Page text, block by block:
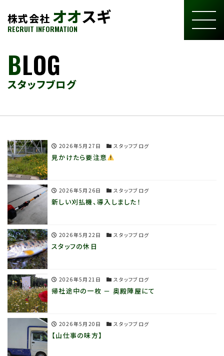
株式会社 オオスギ
RECRUIT INFORMATION
BLOG
スタッフブログ
2026年5月27日 スタッフブログ
見かけたら要注意
2026年5月26日 スタッフブログ
新しい刈払機、導入しました！
2026年5月22日 スタッフブログ
スタッフの休日
2026年5月21日 スタッフブログ
帰社途中の一枚 － 奥殿陣屋にて
2026年5月20日 スタッフブログ
【山仕事の味方】